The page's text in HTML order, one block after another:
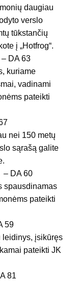
daugiau
verslo
tūkstančių
į „Hotfrog“.
DA 63
kuriame
vadinami
pateikti
nei 150 metų
sąrašą galite
– DA 60
spausdinamas
pateikti
59
leidinys, įsikūręs
pateikti JK
81